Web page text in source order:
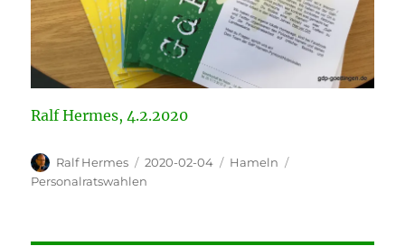
Ralf Hermes, 4.2.2020
Autor
Ralf Hermes
Veröffentlicht
am
2020-02-04 Kategorien
Hameln
Personalratswahlen